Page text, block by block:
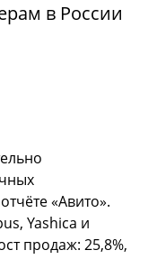
в России
«Авито».
Yashica и
продаж: 25,8%,